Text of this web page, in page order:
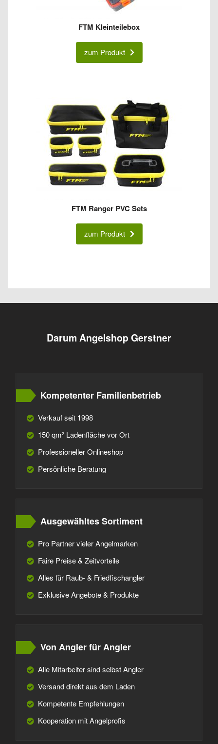
FTM Kleinteilebox
zum Produkt
FTM Ranger PVC Sets
zum Produkt
Darum Angelshop Gerstner
Kompetenter Familienbetrieb
Verkauf seit 1998
150 qm² Ladenfläche vor Ort
Professioneller Onlineshop
Persönliche Beratung
Ausgewähltes Sortiment
Pro Partner vieler Angelmarken
Faire Preise & Zeitvorteile
Alles für Raub- & Friedfischangler
Exklusive Angebote & Produkte
Von Angler für Angler
Alle Mitarbeiter sind selbst Angler
Versand direkt aus dem Laden
Kompetente Empfehlungen
Kooperation mit Angelprofis